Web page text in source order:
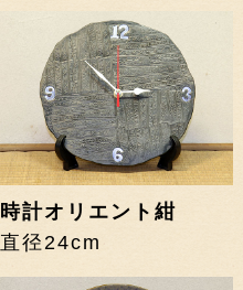
時計オリエント紺
直径24cm